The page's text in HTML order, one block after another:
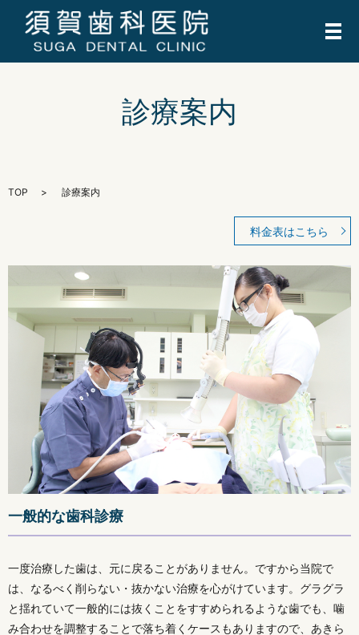
メ
診療案内
TOP 診療案内
料金表はこちら
一般的な歯科診療
一度治療した歯は、元に戻ることがありません。ですから当院で
は、なるべく削らない・抜かない治療を心がけています。グラグラ
と揺れていて一般的には抜くことをすすめられるような歯でも、噛
み合わせを調整することで落ち着くケースもありますので、あきら